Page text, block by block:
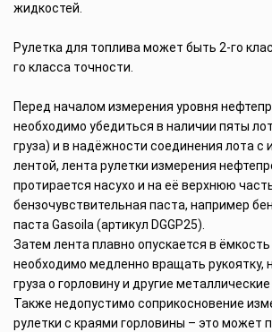
жидкостей.
Рулетка для топлива может быть 2-го
го класса точности.
Перед началом измерения уровня
необходимо убедиться в наличии пяты
груза) и в надёжности соединения лота с
лентой, лента рулетки измерения
протирается насухо и на её верхнюю
бензочувствительная паста, например
паста Gasoila (артикул DGGP25).
Затем лента плавно опускается в ёмкость
необходимо медленно вращать рукоятку,
груза о горловину и другие
Также недопустимо соприкосновение
рулетки с краями горловины – это может